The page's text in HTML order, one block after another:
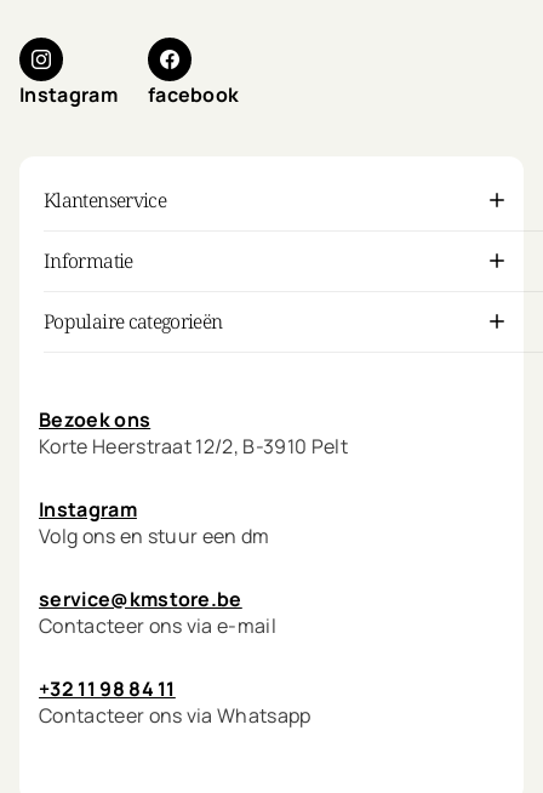
Instagram facebook
Klantenservice
Informatie
Populaire categorieën
Bezoek ons
Korte Heerstraat 12/2, B-3910 Pelt
Instagram
Volg ons en stuur een dm
service@kmstore.be
Contacteer ons via e-mail
+32 11 98 84 11
Contacteer ons via Whatsapp